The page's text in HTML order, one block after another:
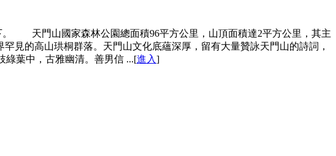
。 天門山國家森林公園總面積96平方公里，山頂面積達2平方公里，其主
見的高山珙桐群落。天門山文化底蘊深厚，留有大量贊詠天門山的詩詞，
綠葉中，古雅幽清。善男信 ...[進入]